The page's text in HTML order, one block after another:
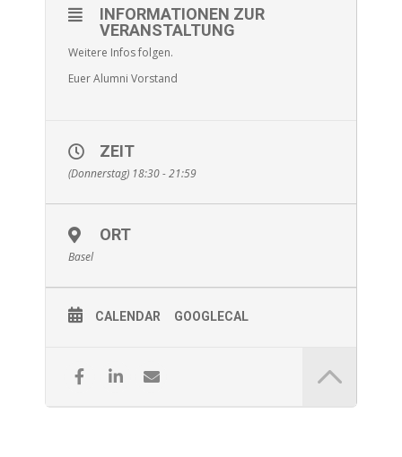
INFORMATIONEN ZUR
VERANSTALTUNG
Weitere Infos folgen.
Euer Alumni Vorstand
ZEIT
(Donnerstag) 18:30 - 21:59
ORT
Basel
CALENDAR GOOGLECAL